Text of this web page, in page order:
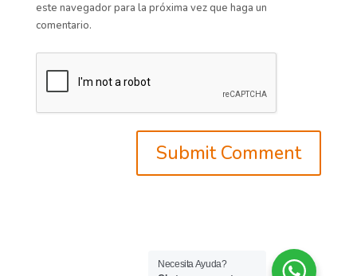
este navegador para la próxima vez que haga un
comentario.
Necesita Ayuda?